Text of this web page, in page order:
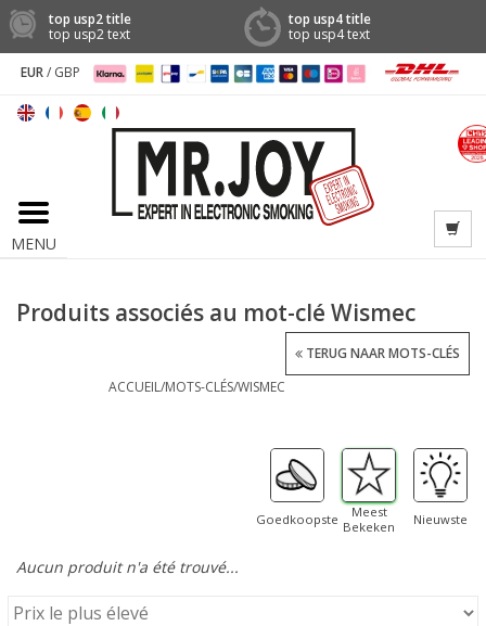
top usp2 title
top usp2 text
top usp4 title
top usp4 text
EUR/ GBP
MENU
Produits associés au mot-clé Wismec
ACCUEIL/MOTS-CLÉS/WISMEC
TERUG NAAR MOTS-CLÉS
Goedkoopste
Meest
Bekeken
Nieuwste
Aucun produit n'a été trouvé...